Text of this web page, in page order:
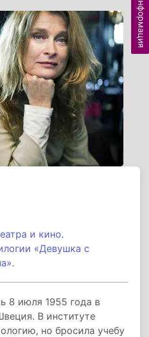
и кино.
«Девушка с
8 июля 1955 года в
В институте
но бросила учебу